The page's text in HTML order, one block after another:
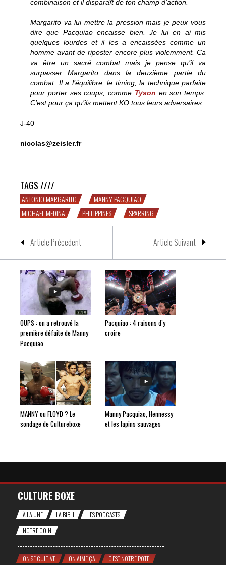
combinaison et il disparaît de ton champ d’action.
Margarito va lui mettre la pression mais je peux vous
dire que Pacquiao encaisse bien. Je lui en ai mis
quelques lourdes et il les a encaissées comme un
homme avant de riposter encore plus violemment. Ca
va être un sacré combat mais je pense qu’il va
surpasser Margarito dans la deuxième partie du
combat. Il a l’équilibre, le timing, la technique parfaite
pour porter ses coups, comme Tyson en son temps.
C’est pour ça qu’ils mettent KO tous leurs adversaires.
J-40
nicolas@zeisler.fr
TAGS ////
ANTONIO MARGARITO
MANNY PACQUIAO
MICHAEL MEDINA
PHILIPPINES SPARRING
Article Précedent Article Suivant
OUPS : on a retrouvé la
première défaite de Manny
Pacquiao
Pacquiao : 4 raisons d’y
croire
MANNY ou FLOYD ? Le
sondage de Cultureboxe
Manny Pacquiao, Hennessy
et les lapins sauvages
CULTURE BOXE
À LA UNE LA BIBLI
LES PODCASTS
NOTRE COIN
ON SE CULTIVE ON AIME ÇA C'EST NOTRE POTE